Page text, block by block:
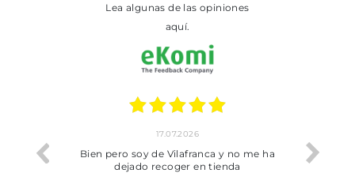
Lea algunas de las opiniones
aquí.
trobat
17.07.2026
Bien pero soy de Vilafranca y no me ha
dejado recoger en tienda